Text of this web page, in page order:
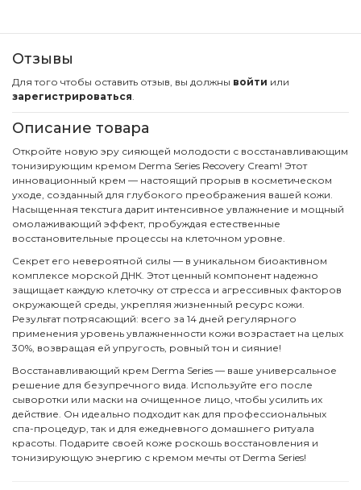
Отзывы
Для того чтобы оставить отзыв, вы должны войти или
зарегистрироваться.
Описание товара
Откройте новую эру сияющей молодости с восстанавливающим
тонизирующим кремом Derma Series Recovery Cream! Этот
инновационный крем — настоящий прорыв в косметическом
уходе, созданный для глубокого преображения вашей кожи.
Насыщенная текстura дарит интенсивное увлажнение и мощный
омолаживающий эффект, пробуждая естественные
восстановительные процессы на клеточном уровне.
Секрет его невероятной силы — в уникальном биоактивном
комплексе морской ДНК. Этот ценный компонент надежно
защищает каждую клеточку от стресса и агрессивных факторов
окружающей среды, укрепляя жизненный ресурс кожи.
Результат потрясающий: всего за 14 дней регулярного
применения уровень увлажненности кожи возрастает на целых
30%, возвращая ей упругость, ровный тон и сияние!
Восстанавливающий крем Derma Series — ваше универсальное
решение для безупречного вида. Используйте его после
сыворотки или маски на очищенное лицо, чтобы усилить их
действие. Он идеально подходит как для профессиональных
спа-процедур, так и для ежедневного домашнего ритуала
красоты. Подарите своей коже роскошь восстановления и
тонизирующую энергию с кремом мечты от Derma Series!